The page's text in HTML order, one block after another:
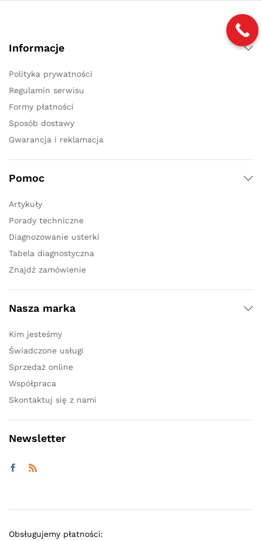
Informacje
Polityka prywatności
Regulamin serwisu
Formy płatności
Sposób dostawy
Gwarancja i reklamacja
Pomoc
Artykuły
Porady techniczne
Diagnozowanie usterki
Tabela diagnostyczna
Znajdź zamówienie
Nasza marka
Kim jesteśmy
Świadczone usługi
Sprzedaż online
Współpraca
Skontaktuj się z nami
Newsletter
Obsługujemy płatności: